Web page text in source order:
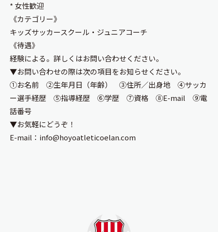
* 女性歓迎
《カテゴリー》
キッズサッカースクール・ジュニアコーチ
《待遇》
経験による。詳しくはお問い合わせください。
▼お問い合わせの際は次の項目をお知らせください。
①お名前 ②生年月日（年齢） ③住所／出身地 ④サッカ
ー選手経歴 ⑤指導経歴 ⑥学歴 ⑦資格 ⑧E-mail ⑨電
話番号
▼お気軽にどうぞ！
E-mail：info@hoyoatleticoelan.com